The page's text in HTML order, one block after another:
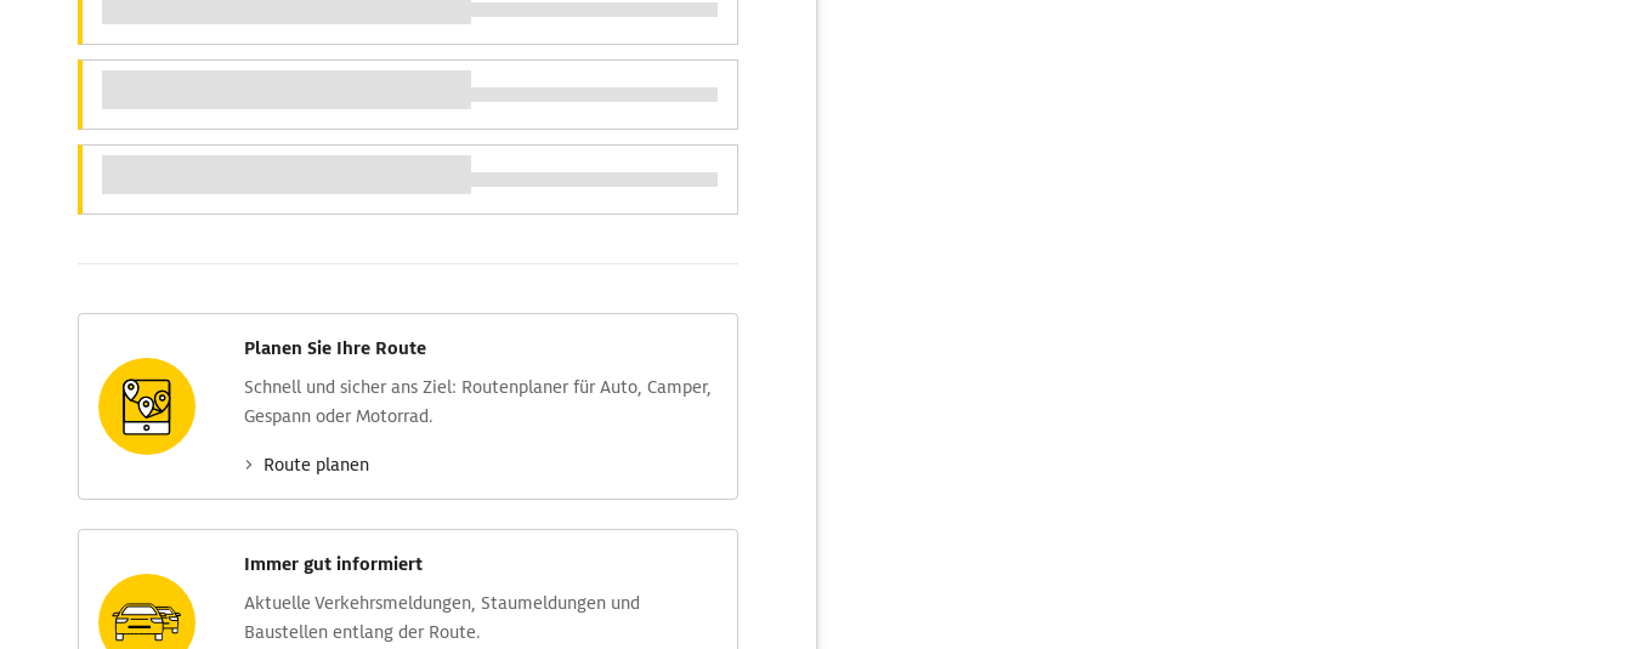
Planen Sie Ihre Route
Schnell und sicher ans Ziel: Routen­planer für Auto, Camper,
Gespann oder Motorrad.
Route planen
Immer gut informiert
Aktuelle Verkehrs­meldungen, Stau­meldungen und
Baustellen entlang der Route.